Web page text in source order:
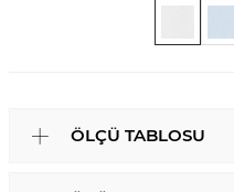
ÖLÇÜ TABLOSU